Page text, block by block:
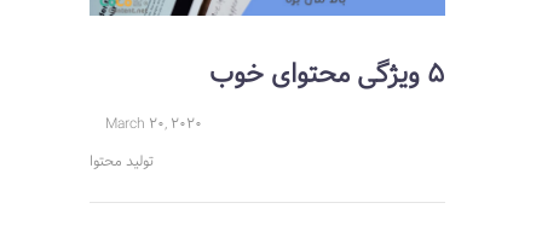
5 ویژگی محتوای خوب
March 20, 2020
تولید محتوا